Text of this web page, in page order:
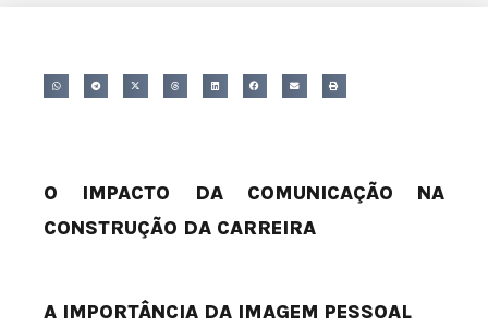
O IMPACTO DA COMUNICAÇÃO NA
CONSTRUÇÃO DA CARREIRA
A IMPORTÂNCIA DA IMAGEM PESSOAL